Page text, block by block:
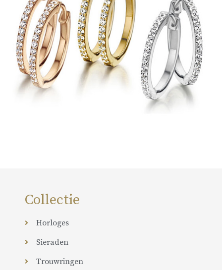
Collectie
Horloges
Sieraden
Trouwringen